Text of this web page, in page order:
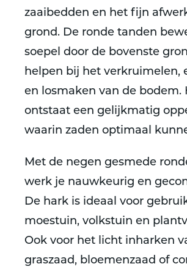
zaaibedden en het fijn
grond. De ronde tanden
soepel door de bovenste
helpen bij het verkruimelen,
en losmaken van de bodem.
ontstaat een gelijkmatig
waarin zaden optimaal
Met de negen gesmede
werk je nauwkeurig en
De hark is ideaal voor
moestuin, volkstuin en
Ook voor het licht inharken
graszaad, bloemenzaad of